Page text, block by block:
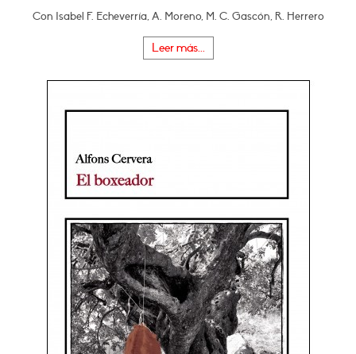
Con Isabel F. Echeverría, A. Moreno, M. C. Gascón, R. Herrero
Leer más...